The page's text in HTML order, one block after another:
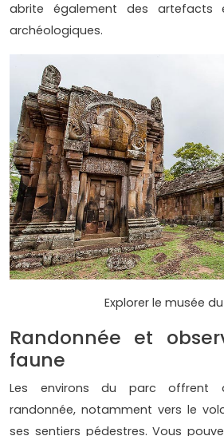
abrite également des artefacts
archéologiques.
Explorer le musée
Randonnée et
faune
Les environs du parc offrent
randonnée, notamment vers le
ses sentiers pédestres. Vous